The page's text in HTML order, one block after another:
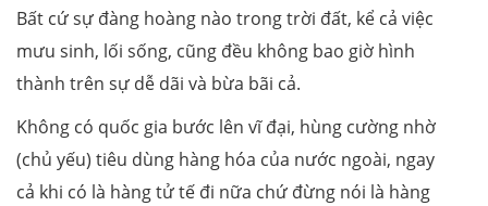
Bất cứ sự đàng hoàng nào trong trời đất, kể cả việc
mưu sinh, lối sống, cũng đều không bao giờ hình
thành trên sự dễ dãi và bừa bãi cả.
Không có quốc gia bước lên vĩ đại, hùng cường nhờ
(chủ yếu) tiêu dùng hàng hóa của nước ngoài, ngay
cả khi có là hàng tử tế đi nữa chứ đừng nói là hàng